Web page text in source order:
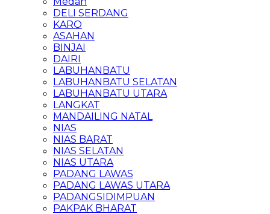
DELI SERDANG
KARO
ASAHAN
BINJAI
DAIRI
LABUHANBATU
LABUHANBATU SELATAN
LABUHANBATU UTARA
LANGKAT
MANDAILING NATAL
NIAS
NIAS BARAT
NIAS SELATAN
NIAS UTARA
PADANG LAWAS
PADANG LAWAS UTARA
PADANGSIDIMPUAN
PAKPAK BHARAT